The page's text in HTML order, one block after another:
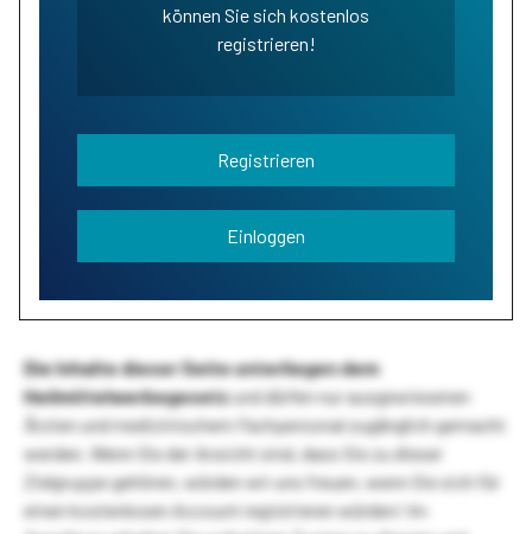
können Sie sich kostenlos
registrieren!
Registrieren
Einloggen
Die Inhalte dieser Seite unterliegen dem
Heilmittelwerbegesetzund dürfen nur ausgewiesenen
Ärzten und medizinischem Fachpersonal zugänglich gemacht
werden. Wenn Sie der Ansicht sind, dass Sie zu dieser
Zielgruppe gehören, würden wir uns freuen, wenn Sie sich für
einen kostenlosen Account registrieren würden! Im